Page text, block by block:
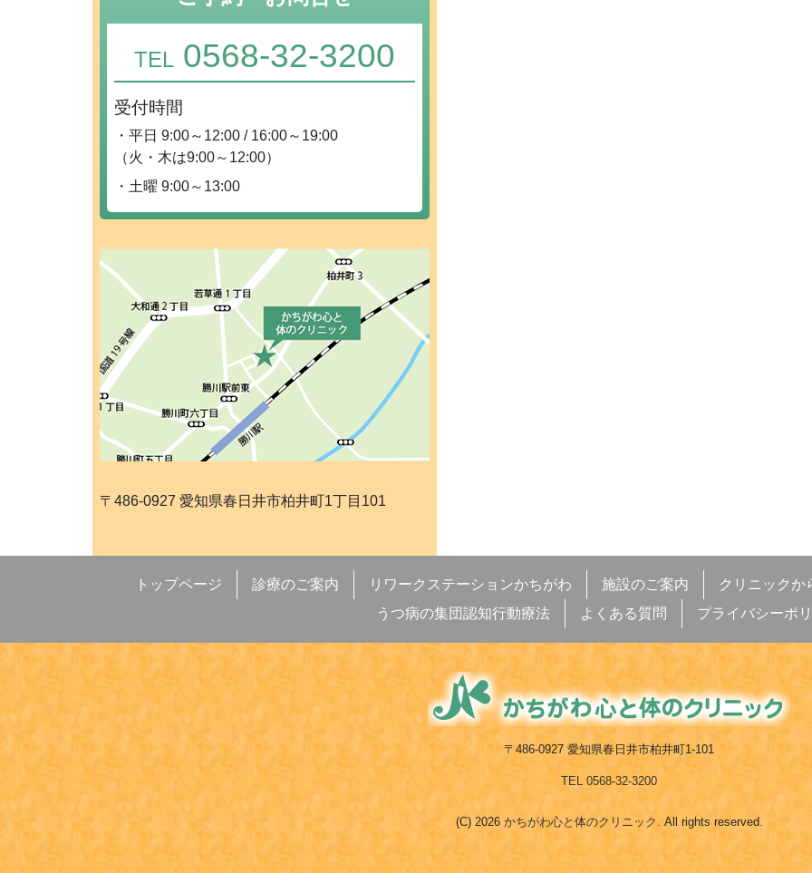
TEL 0568-32-3200
受付時間
・平日 9:00～12:00 / 16:00～19:00
（火・木は9:00～12:00）
・土曜 9:00～13:00
〒486-0927 愛知県春日井市柏井町1丁目101
トップページ 診療のご案内 リワークステーションかちがわ 施設のご案内
クリニックか
うつ病の集団認知行動療法
よくある質問 プライバシーポ
〒486-0927 愛知県春日井市柏井町1-101
TEL 0568-32-3200
(C) 2026 かちがわ心と体のクリニック. All rights reserved.